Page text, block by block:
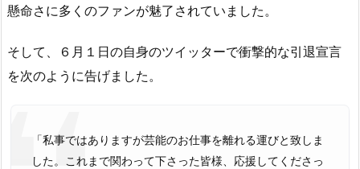
懸命さに多くのファンが魅了されていました。
そして、６月１日の自身のツイッターで衝撃的な引退宣言
を次のように告げました。
「私事ではありますが芸能のお仕事を離れる運びと致しま
した。これまで関わって下さった皆様、応援してくださっ